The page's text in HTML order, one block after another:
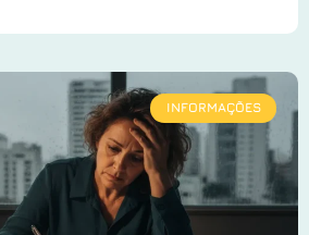
INFORMAÇÕES